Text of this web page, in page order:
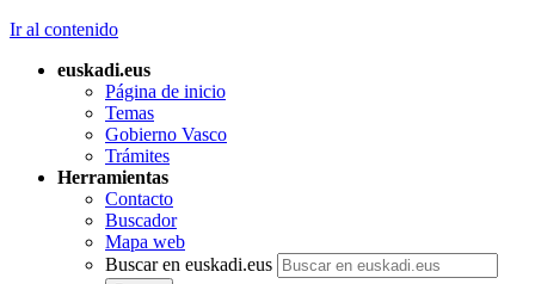
Ir al contenido
euskadi.eus
Página de inicio
Temas
Gobierno Vasco
Trámites
Herramientas
Contacto
Buscador
Mapa web
Buscar en euskadi.eus